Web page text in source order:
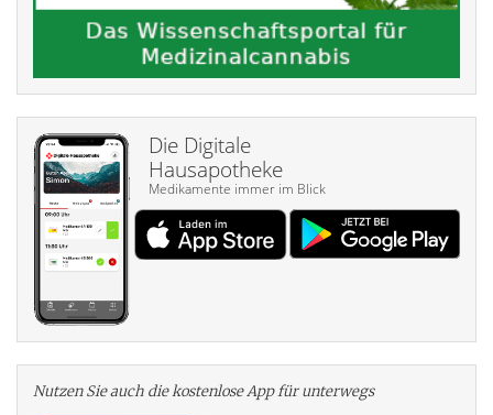
Die Digitale
Hausapotheke
Medikamente immer im Blick
Nutzen Sie auch die kosten­lose App für unterwegs